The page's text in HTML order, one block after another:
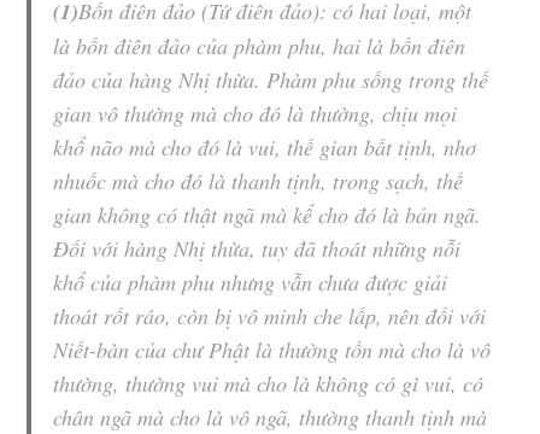
(1)Bốn điên đảo (Tứ điên đảo): có hai loại, một
làbốn điên đảocủa phàm phu, hai làbốn điên
đảocủa hàng Nhị thừa. Phàm phu sống trong thế
gian vô thường mà cho đó là thường, chịu mọi
khổ não mà cho đó là vui, thế gian bất tịnh, nhơ
nhuốc mà cho đó là thanh tịnh, trong sạch, thế
gian không có thật ngã mà kể cho đó là bản ngã.
Đối với hàng Nhị thừa, tuy đã thoát những nỗi
khổ của phàm phu nhưng vẫn chưa được giải
thoát rốt ráo, còn bị vô minh che lấp, nên đối với
Niết-bàncủa chư Phật là thường tồn mà cho là vô
thường, thường vui mà cho là không có gì vui, có
chân ngã mà cho là vô ngã, thường thanh tịnh mà